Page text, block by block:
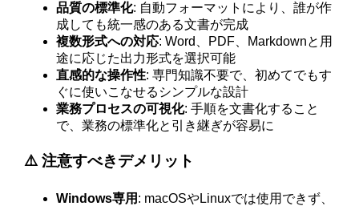
品質の標準化: 自動フォーマットにより、誰が作
成しても統一感のある文書が完成
複数形式への対応: Word、PDF、Markdownと用
途に応じた出力形式を選択可能
直感的な操作性: 専門知識不要で、初めてでもす
ぐに使いこなせるシンプルな設計
業務プロセスの可視化: 手順を文書化すること
で、業務の標準化と引き継ぎが容易に
⚠️ 注意すべきデメリット
Windows専用 : macOSやLinuxでは使用できず、